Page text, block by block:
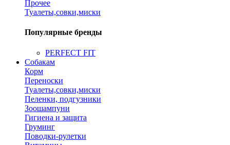
Прочее
Туалеты,совки,миски
Популярные бренды
PERFECT FIT
Собакам
Корм
Переноски
Туалеты,совки,миски
Пеленки, подгузники
Зоошампуни
Гигиена и защита
Груминг
Поводки-рулетки